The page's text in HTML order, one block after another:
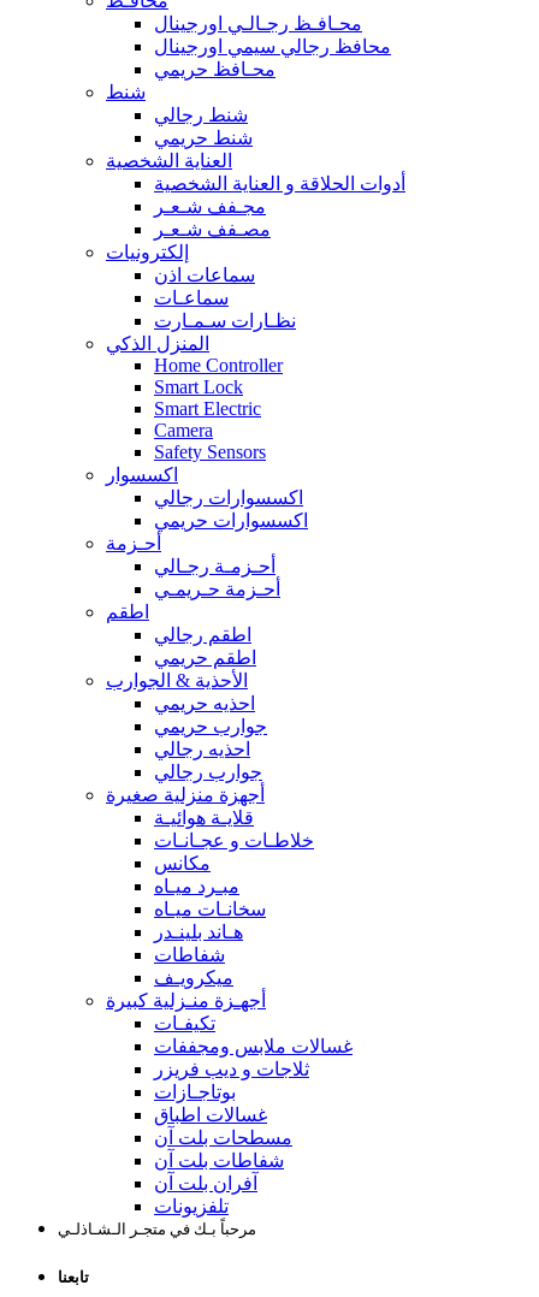
محـافـظ رجـالـي اورجينال
محافظ رجالي سيمي اورجينال
محـافظ حريمي
شنط
شنط رجالي
شنط حريمي
العناية الشخصية
أدوات الحلاقة و العناية الشخصية
مجـفف شـعـر
مصـفف شـعـر
إلكترونيات
سماعات اذن
سماعـات
نظـارات سـمـارت
المنزل الذكي
Home Controller
Smart Lock
Smart Electric
Camera
Safety Sensors
اكسسوار
اكسسوارات رجالي
اكسسوارات حريمي
أحـزمة
أحـزمـة رجـالي
أحـزمة حـريمـي
اطقم
اطقم رجالي
اطقم حريمي
الأحذية & الجوارب
احذيه حريمي
جوارب حريمي
احذيه رجالي
جوارب رجالي
أجهزة منزلية صغيرة
قلايـة هوائيـة
خلاطـات و عجـانـات
مكانس
مبـرد ميـاه
سخانـات ميـاه
هـاند بلينـدر
شفاطات
ميكرويـف
أجهـزة منـزلية كبيرة
تكيفـات
غسالات ملابس ومجففات
ثلاجات و ديب فريزر
بوتاجـازات
غسالات اطباق
مسطحات بلت آن
شفاطات بلت آن
آفران بلت آن
تلفزيونات
مرحباً بـك في متجـر الـشـاذلـي
تابعنا